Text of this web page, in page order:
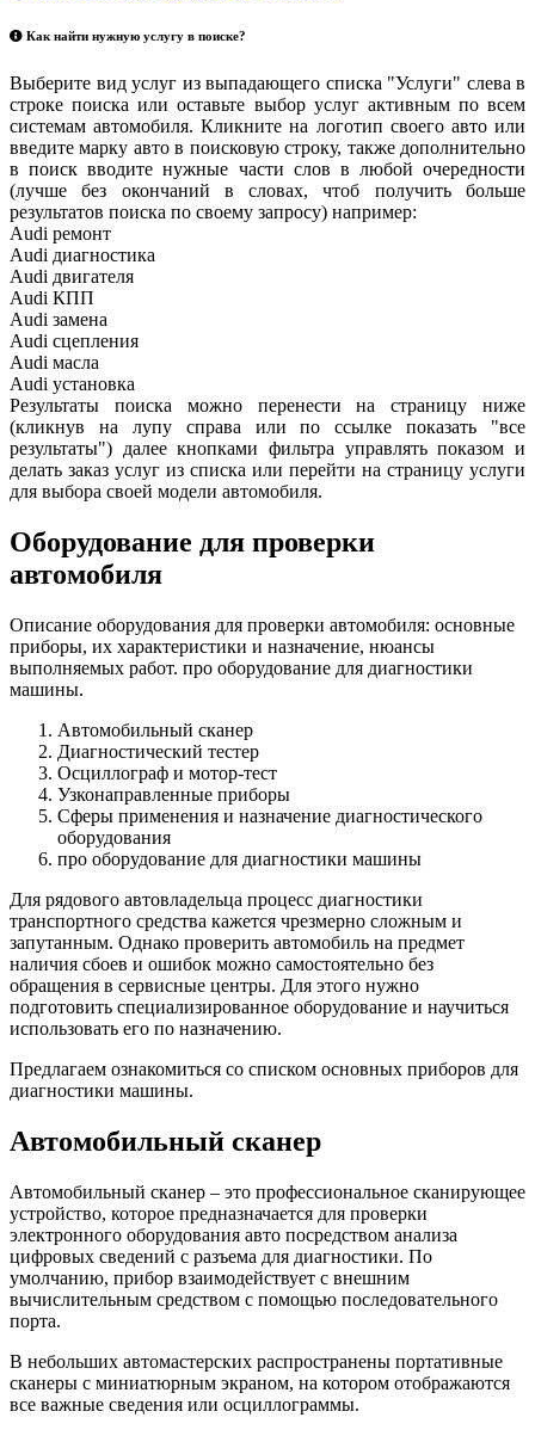
Как найти нужную услугу в поиске?
Выберите вид услуг из выпадающего списка "Услуги" слева в
строке поиска или оставьте выбор услуг активным по всем
системам автомобиля. Кликните на логотип своего авто или
введите марку авто в поисковую строку, также дополнительно
в поиск вводите нужные части слов в любой очередности
(лучше без окончаний в словах, чтоб получить больше
результатов поиска по своему запросу) например:
Audi ремонт
Audi диагностика
Audi двигателя
Audi КПП
Audi замена
Audi сцепления
Audi масла
Audi установка
Результаты поиска можно перенести на страницу ниже
(кликнув на лупу справа или по ссылке показать "все
результаты") далее кнопками фильтра управлять показом и
делать заказ услуг из списка или перейти на страницу услуги
для выбора своей модели автомобиля.
Оборудование для проверки
автомобиля
Описание оборудования для проверки автомобиля: основные
приборы, их характеристики и назначение, нюансы
выполняемых работ. про оборудование для диагностики
машины.
Автомобильный сканер
Диагностический тестер
Осциллограф и мотор-тест
Узконаправленные приборы
Сферы применения и назначение диагностического
оборудования
про оборудование для диагностики машины
Для рядового автовладельца процесс диагностики
транспортного средства кажется чрезмерно сложным и
запутанным. Однако проверить автомобиль на предмет
наличия сбоев и ошибок можно самостоятельно без
обращения в сервисные центры. Для этого нужно
подготовить специализированное оборудование и научиться
использовать его по назначению.
Предлагаем ознакомиться со списком основных приборов для
диагностики машины.
Автомобильный сканер
Автомобильный сканер – это профессиональное сканирующее
устройство, которое предназначается для проверки
электронного оборудования авто посредством анализа
цифровых сведений с разъема для диагностики. По
умолчанию, прибор взаимодействует с внешним
вычислительным средством с помощью последовательного
порта.
В небольших автомастерских распространены портативные
сканеры с миниатюрным экраном, на котором отображаются
все важные сведения или осциллограммы.